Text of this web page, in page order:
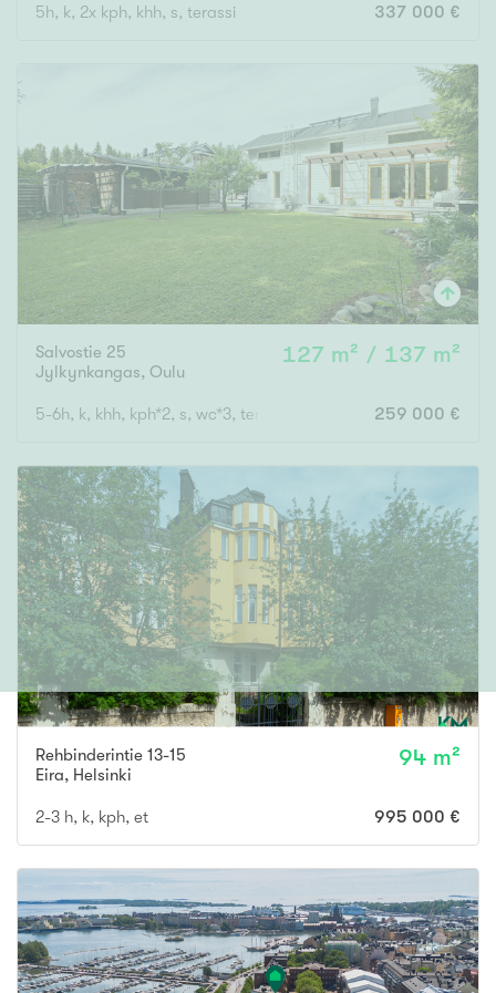
5h, k, 2x kph, khh, s, terassi 337 000 €
Salvostie 25
Jylkynkangas, Oulu
127 m² / 137 m²
5-6h, k, khh, kph*2, s, wc*3, terassi, parveke, ak259 000 €
Rehbinderintie 13-15
Eira, Helsinki
94 m²
2-3 h, k, kph, et 995 000 €